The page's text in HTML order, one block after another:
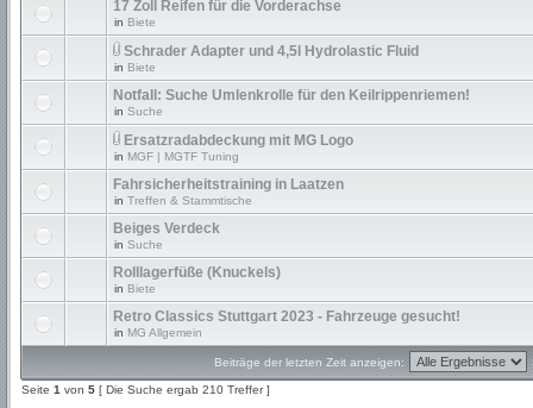
17 Zoll Reifen für die Vorderachse
in Biete
Schrader Adapter und 4,5l Hydrolastic Fluid
in Biete
Notfall: Suche Umlenkrolle für den Keilrippenriemen!
in Suche
Ersatzradabdeckung mit MG Logo
in MGF | MGTF Tuning
Fahrsicherheitstraining in Laatzen
in Treffen & Stammtische
Beiges Verdeck
in Suche
Rolllagerfüße (Knuckels)
in Biete
Retro Classics Stuttgart 2023 - Fahrzeuge gesucht!
in MG Allgemein
Beiträge der letzten Zeit anzeigen:
Seite 1 von 5 [ Die Suche ergab 210 Treffer ]